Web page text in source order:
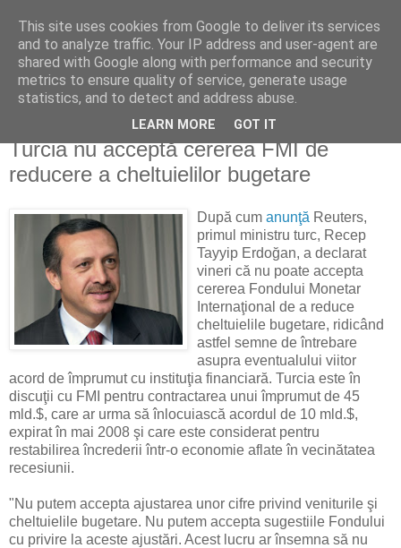
Reflecţii economice
blog de reflecţii, informaţii şi opinii economice
duminică, 10 mai 2009
Turcia nu acceptă cererea FMI de
reducere a cheltuielilor bugetare
După cum anunţă Reuters,
primul ministru turc, Recep
Tayyip Erdoğan, a declarat
vineri că nu poate accepta
cererea Fondului Monetar
Internaţional de a reduce
cheltuielile bugetare, ridicând
astfel semne de întrebare
asupra eventualului viitor
acord de împrumut cu instituţia financiară. Turcia este în
discuţii cu FMI pentru contractarea unui împrumut de 45
mld.$, care ar urma să înlocuiască acordul de 10 mld.$,
expirat în mai 2008 şi care este considerat pentru
restabilirea încrederii într-o economie aflate în vecinătatea
recesiunii.
"Nu putem accepta ajustarea unor cifre privind veniturile şi
cheltuielile bugetare. Nu putem accepta sugestiile Fondului
cu privire la aceste ajustări. Acest lucru ar însemna să nu
This site uses cookies from Google to deliver its services
and to analyze traffic. Your IP address and user-agent are
shared with Google along with performance and security
metrics to ensure quality of service, generate usage
statistics, and to detect and address abuse.
LEARN MORE GOT IT